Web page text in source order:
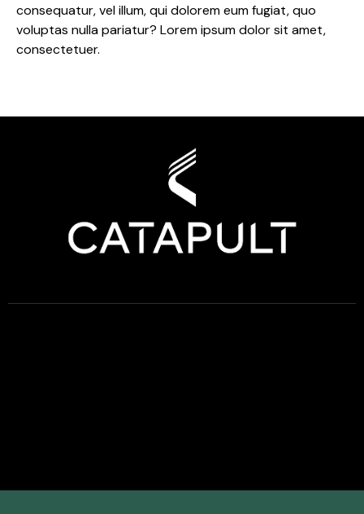
consequatur, vel illum, qui dolorem eum fugiat, quo
voluptas nulla pariatur? Lorem ipsum dolor sit amet,
consectetuer.